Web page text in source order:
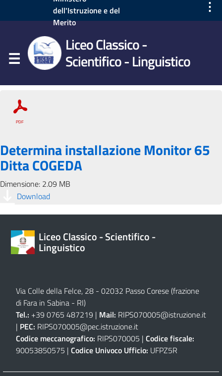
dell'Istruzione e del
Merito
⋮
Liceo Classico -
Scientifico - Linguistico
Determina installazione Monitor 65
Ditta COGEDA
Dimensione: 2.09 MB
Download
Liceo Classico - Scientifico -
Linguistico
Via Colle della Felce, 28 - 02032 Passo Corese (frazione
di Fara in Sabina - RI)
Tel.: +39 0765 487219 | Mail: RIPS070005@istruzione.it
| PEC: RIPS070005@pec.istruzione.it
Codice meccanografico: RIPS070005 | Codice fiscale:
90053850575 | Codice Univoco Ufficio: UFPZ5R